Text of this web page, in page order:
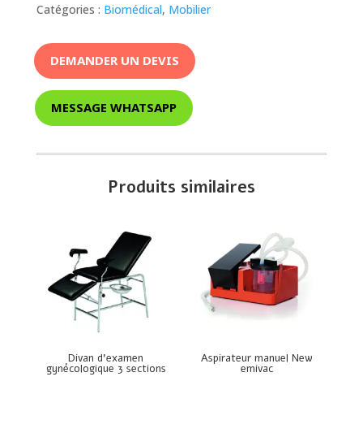
Catégories : Biomédical, Mobilier
DEMANDER UN DEVIS
MESSAGE WHATSAPP
Produits similaires
Divan d’examen
gynécologique 3 sections
Aspirateur manuel New
emivac